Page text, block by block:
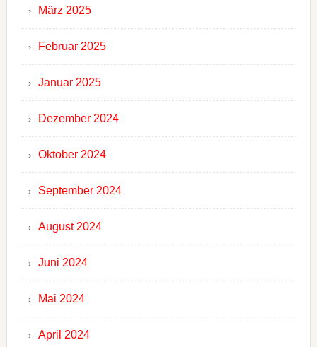
März 2025
Februar 2025
Januar 2025
Dezember 2024
Oktober 2024
September 2024
August 2024
Juni 2024
Mai 2024
April 2024